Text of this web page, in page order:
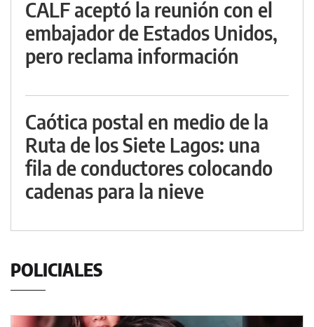
CALF aceptó la reunión con el
embajador de Estados Unidos,
pero reclama información
Caótica postal en medio de la
Ruta de los Siete Lagos: una
fila de conductores colocando
cadenas para la nieve
POLICIALES